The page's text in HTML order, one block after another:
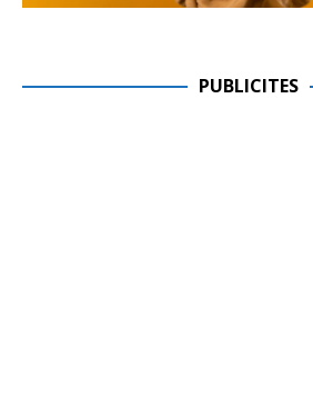
PUBLICITES